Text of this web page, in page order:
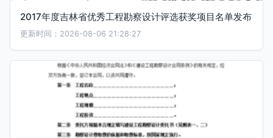
2017年度吉林省优秀工程勘察设计评选获奖项目名单发布
更新时间：2026-08-06 21:28:27